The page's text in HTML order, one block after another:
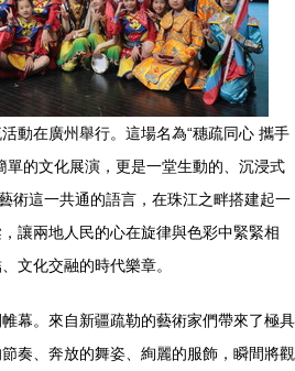
動在廣州舉行。這場名為“穗疏同心 攜手
單的文化展演，更是一堂生動的、沉浸式
術這一共通的語言，在珠江之畔搭建起一
讓兩地人民的心在旋律與色彩中緊緊相
文化交融的時代樂章。
幕。來自新疆疏勒的藝術家們帶來了極具
奏、奔放的舞姿、絢麗的服飾，瞬間將觀